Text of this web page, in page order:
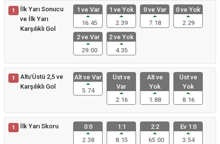
1
İlk Yarı Sonucu
ve İlk Yarı
Karşılıklı Gol
1 ve Var
16.45
1 ve Yok
2.39
0 ve Var
7.18
0 ve Yok
2.29
2 ve Var
29.00
2 ve Yok
4.35
1
Altı/Üstü 2,5 ve
Karşılıklı Gol
Alt ve Var
5.74
Üst ve
Var
2.16
Alt ve
Yok
1.88
Üst ve
Yok
8.16
1 İlk Yarı Skoru
0:0
2.38
1:1
8.15
2:2
65.00
Ev 1:0
3.54